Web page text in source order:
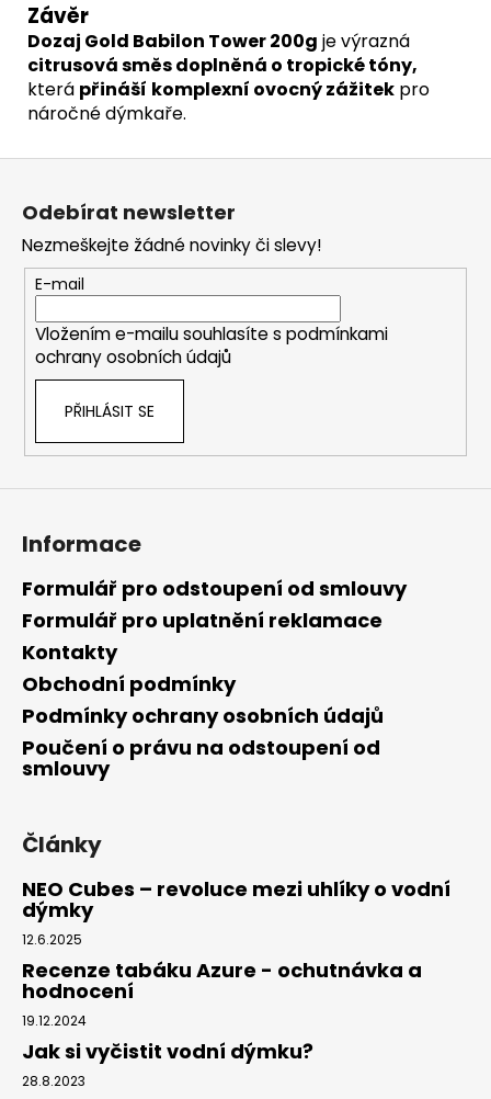
Závěr
Dozaj Gold Babilon Tower 200g je výrazná
citrusová směs doplněná o tropické tóny,
která přináší komplexní ovocný zážitek pro
náročné dýmkaře.
Odebírat newsletter
Nezmeškejte žádné novinky či slevy!
E-mail
Vložením e-mailu souhlasíte s podmínkami
ochrany osobních údajů
PŘIHLÁSIT SE
Informace
Formulář pro odstoupení od smlouvy
Formulář pro uplatnění reklamace
Kontakty
Obchodní podmínky
Podmínky ochrany osobních údajů
Poučení o právu na odstoupení od
smlouvy
Články
NEO Cubes – revoluce mezi uhlíky o vodní
dýmky
12.6.2025
Recenze tabáku Azure - ochutnávka a
hodnocení
19.12.2024
Jak si vyčistit vodní dýmku?
28.8.2023